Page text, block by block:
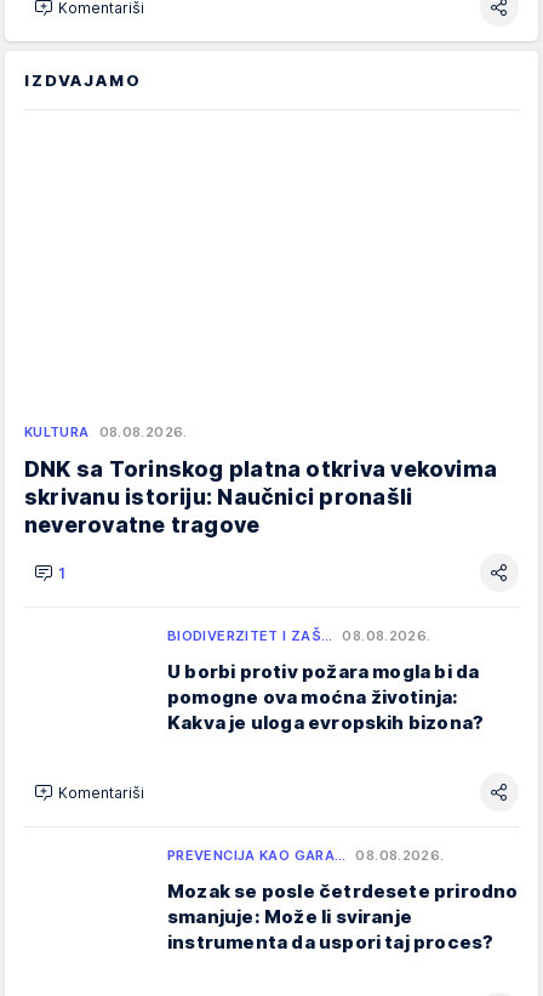
Komentariši
IZDVAJAMO
KULTURA 08.08.2026.
DNK sa Torinskog platna otkriva vekovima
skrivanu istoriju: Naučnici pronašli
neverovatne tragove
1
BIODIVERZITET I ZAŠ… 08.08.2026.
U borbi protiv požara mogla bi da
pomogne ova moćna životinja:
Kakva je uloga evropskih bizona?
Komentariši
PREVENCIJA KAO GARA… 08.08.2026.
Mozak se posle četrdesete prirodno
smanjuje: Može li sviranje
instrumenta da uspori taj proces?